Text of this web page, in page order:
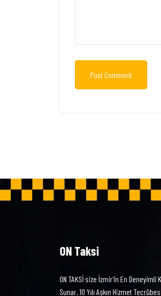
Post Comment
ON Taksi
ON TAKSİ size İzmir'in En
Sunar. 10 Yılı Aşkın Hizmet